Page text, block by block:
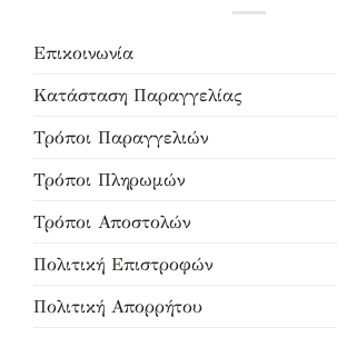
Επικοινωνία
Κατάσταση Παραγγελίας
Τρόποι Παραγγελιών
Τρόποι Πληρωμών
Τρόποι Αποστολών
Πολιτική Επιστροφών
Πολιτική Απορρήτου